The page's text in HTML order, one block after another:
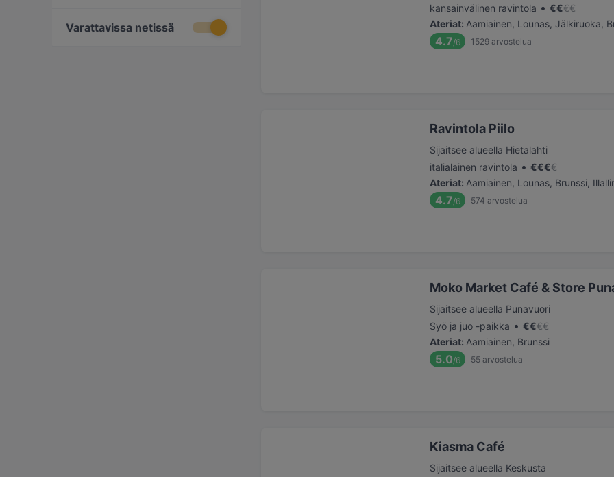
perulainen (1)
Varattavissa netissä
kansainvälinen ravintola • €€€€
Ateriat: Aamiainen, Lounas, Jälkiruoka,
4.7/6 1529 arvostelua
Ravintola Piilo
Sijaitsee alueella Hietalahti
italialainen ravintola • €€€€
Ateriat: Aamiainen, Lounas, Brunssi,
4.7/6 574 arvostelua
Moko Market Café & Store
Sijaitsee alueella Punavuori
Syö ja juo -paikka • €€€€
Ateriat: Aamiainen, Brunssi
5.0/6 55 arvostelua
Kiasma Café
Sijaitsee alueella Keskusta